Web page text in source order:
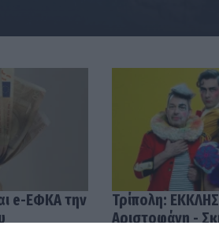
e-ΕΦΚΑ την
Τρίπολη:
Αριστοφάνη -